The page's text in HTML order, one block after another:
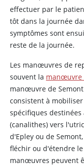
effectuer par le
tôt dans la journée
symptômes sont
reste de la journée.
Les manœuvres de
souvent la manœuvre
manœuvre de
consistent à
spécifiques
(canalithes) vers
d'Epley ou de
fléchir ou d'étendre
manœuvres peuvent